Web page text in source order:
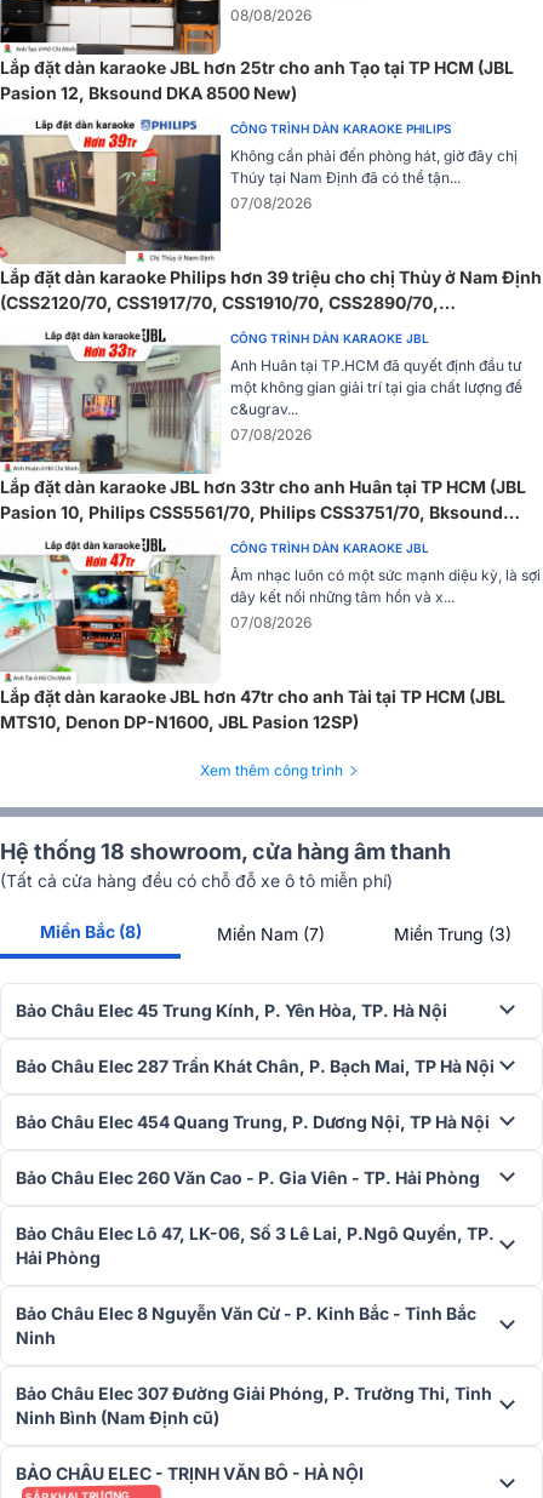
Đặc điểm chi tiết các thiết bị có trong dàn
Loa BIK BH-X1031
Loa BIK BH-X1031 là mẫu loa Hi-Fi cao cấp thuộc dòng BH-X Series,
phù hợp cho karaoke gia đình, kinh doanh, nghe nhạc Hi-Fi và home
theater. Cấu trúc 3 loa, 3 đường tiếng gồm bass 25 cm, trung 16 cm
và treble dome 2.5 cm, mang lại âm thanh cân bằng toàn dải.
Thiết kế bass-reflex tăng cường dải trầm và hạn chế ù nền, cho âm
bass sâu và rõ ràng. Công suất RMS 160W, tối đa 640W, hoạt động
ổn định ngay cả ở âm lượng lớn, trở kháng 4 Ohms dễ phối ghép với
amply.
Tuning chuyên biệt cho karaoke giúp vocal nổi bật, dễ hát và ít tốn
08/08/2026
Lắp đặt dàn karaoke JBL hơn 25tr cho anh Tạo tại TP HCM (JBL
Pasion 12, Bksound DKA 8500 New)
CÔNG TRÌNH DÀN KARAOKE PHILIPS
Không cần phải đến phòng hát, giờ đây chị
Thúy tại Nam Định đã có thể tận...
07/08/2026
Lắp đặt dàn karaoke Philips hơn 39 triệu cho chị Thùy ở Nam Định
(CSS2120/70, CSS1917/70, CSS1910/70, CSS2890/70,
CSS2110/70)
CÔNG TRÌNH DÀN KARAOKE JBL
Anh Huân tại TP.HCM đã quyết định đầu tư
một không gian giải trí tại gia chất lượng để
c&ugrav...
07/08/2026
Lắp đặt dàn karaoke JBL hơn 33tr cho anh Huân tại TP HCM (JBL
Pasion 10, Philips CSS5561/70, Philips CSS3751/70, Bksound
SW612 MKII...)
CÔNG TRÌNH DÀN KARAOKE JBL
Âm nhạc luôn có một sức mạnh diệu kỳ, là sợi
dây kết nối những tâm hồn và x...
07/08/2026
Lắp đặt dàn karaoke JBL hơn 47tr cho anh Tài tại TP HCM (JBL
MTS10, Denon DP-N1600, JBL Pasion 12SP)
Xem thêm công trình
Hệ thống 18 showroom, cửa hàng âm thanh
(Tất cả cửa hàng đều có chỗ đỗ xe ô tô miễn phí)
Miền Bắc (8) Miền Nam (7) Miền Trung (3)
Bảo Châu Elec 45 Trung Kính, P. Yên Hòa, TP. Hà Nội
Bảo Châu Elec 287 Trần Khát Chân, P. Bạch Mai, TP Hà Nội
Bảo Châu Elec 454 Quang Trung, P. Dương Nội, TP Hà Nội
Bảo Châu Elec 260 Văn Cao - P. Gia Viên - TP. Hải Phòng
Bảo Châu Elec Lô 47, LK-06, Số 3 Lê Lai, P.Ngô Quyền, TP.
Hải Phòng
Bảo Châu Elec 8 Nguyễn Văn Cừ - P. Kinh Bắc - Tỉnh Bắc
Ninh
Bảo Châu Elec 307 Đường Giải Phóng, P. Trường Thi, Tỉnh
Ninh Bình (Nam Định cũ)
BẢO CHÂU ELEC - TRỊNH VĂN BÔ - HÀ NỘI